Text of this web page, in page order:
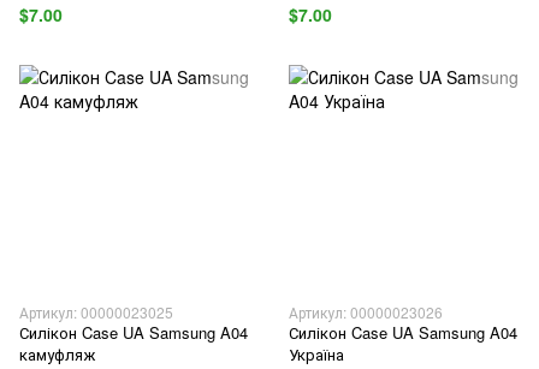
$7.00 $7.00
Артикул: 00000023025
Силікон Case UA Samsung A04
камуфляж
Артикул: 00000023026
Силікон Case UA Samsung A04
Україна